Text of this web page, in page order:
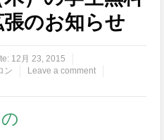
のお知らせ
12月 23, 2015
ン
Leave a comment